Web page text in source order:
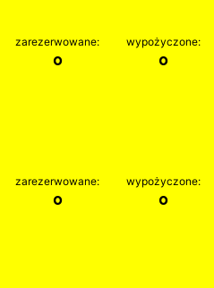
zarezerwowane:
0
wypożyczone:
0
zarezerwowane:
0
wypożyczone:
0